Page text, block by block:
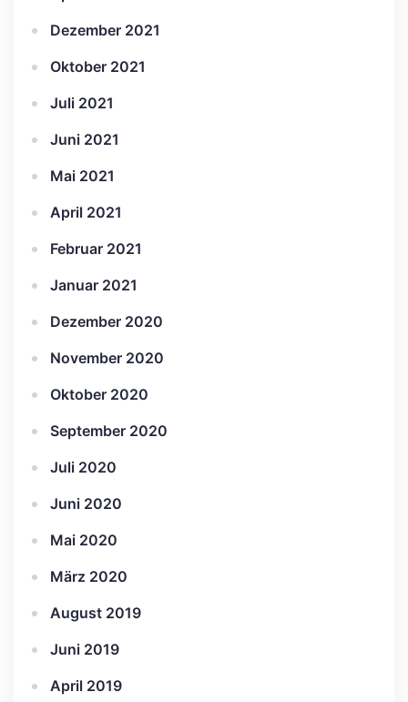
Dezember 2021
Oktober 2021
Juli 2021
Juni 2021
Mai 2021
April 2021
Februar 2021
Januar 2021
Dezember 2020
November 2020
Oktober 2020
September 2020
Juli 2020
Juni 2020
Mai 2020
März 2020
August 2019
Juni 2019
April 2019